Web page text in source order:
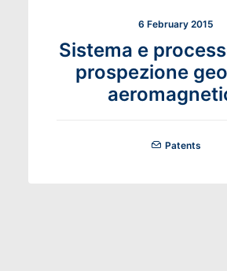
6 February 2015
Sistema e
prospezione
Patents